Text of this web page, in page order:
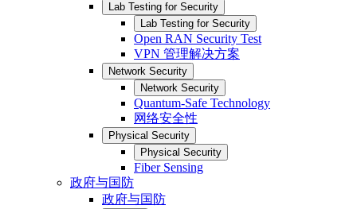
Lab Testing for Security
Lab Testing for Security
Open RAN Security Test
VPN 管理解决方案
Network Security
Network Security
Quantum-Safe Technology
网络安全性
Physical Security
Physical Security
Fiber Sensing
政府与国防
政府与国防